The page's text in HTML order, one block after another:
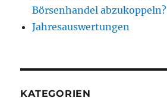
Börsenhandel abzukoppeln?
Jahresauswertungen
KATEGORIEN